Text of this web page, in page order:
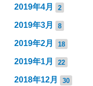
2019年4月 2
2019年3月 8
2019年2月 18
2019年1月 22
2018年12月 30